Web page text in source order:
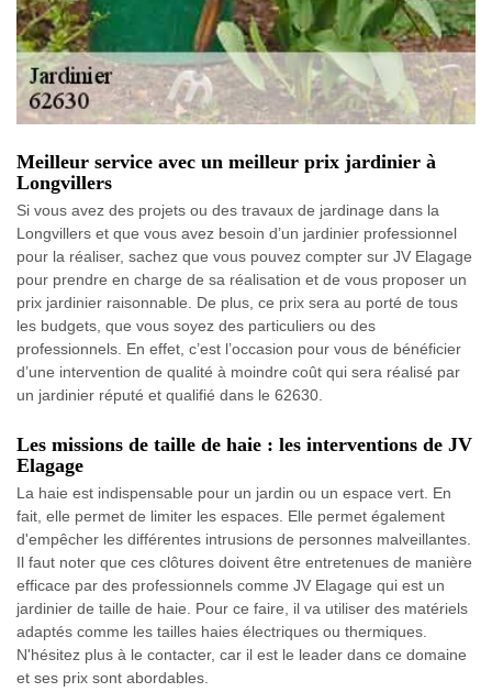
Meilleur service avec un meilleur prix jardinier à
Longvillers
Si vous avez des projets ou des travaux de jardinage dans la
Longvillers et que vous avez besoin d’un jardinier professionnel
pour la réaliser, sachez que vous pouvez compter sur JV Elagage
pour prendre en charge de sa réalisation et de vous proposer un
prix jardinier raisonnable. De plus, ce prix sera au porté de tous
les budgets, que vous soyez des particuliers ou des
professionnels. En effet, c’est l’occasion pour vous de bénéficier
d’une intervention de qualité à moindre coût qui sera réalisé par
un jardinier réputé et qualifié dans le 62630.
Les missions de taille de haie : les interventions de JV
Elagage
La haie est indispensable pour un jardin ou un espace vert. En
fait, elle permet de limiter les espaces. Elle permet également
d'empêcher les différentes intrusions de personnes malveillantes.
Il faut noter que ces clôtures doivent être entretenues de manière
efficace par des professionnels comme JV Elagage qui est un
jardinier de taille de haie. Pour ce faire, il va utiliser des matériels
adaptés comme les tailles haies électriques ou thermiques.
N'hésitez plus à le contacter, car il est le leader dans ce domaine
et ses prix sont abordables.